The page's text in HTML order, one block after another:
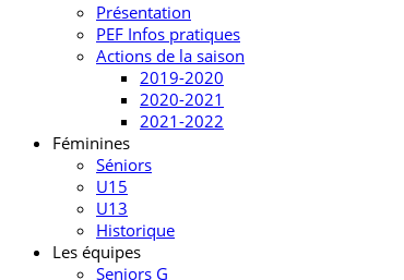
Présentation
PEF Infos pratiques
Actions de la saison
2019-2020
2020-2021
2021-2022
Féminines
Séniors
U15
U13
Historique
Les équipes
Seniors G